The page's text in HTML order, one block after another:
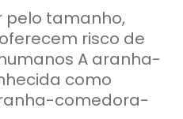
pelo tamanho,
risco de
A aranha-
como
comedora-